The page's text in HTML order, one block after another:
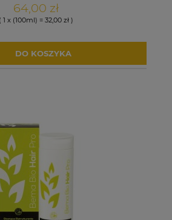
64,00 zł
( 1 x (100ml) = 32,00 zł )
DO KOSZYKA